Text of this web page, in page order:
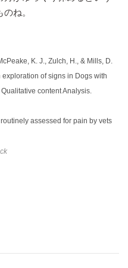
ね。
K. J., Zulch, H., & Mills, D.
of signs in Dogs with
content Analysis.
assessed for pain by vets